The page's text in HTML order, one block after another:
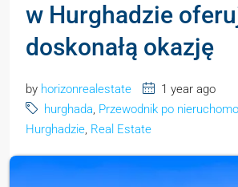
w Hurghadzie
doskonałą okazję
by horizonrealestate
1 year ago
hurghada, Przewodnik po
Hurghadzie, Real Estate